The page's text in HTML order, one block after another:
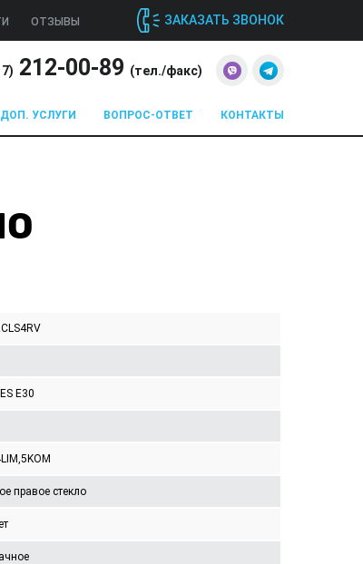
ОТЗЫВЫ ЗАКАЗАТЬ ЗВОНОК
) 212-00-89 (тел./факс)
ДОП. УСЛУГИ ВОПРОС-ОТВЕТ КОНТАКТЫ
E30
правое стекло